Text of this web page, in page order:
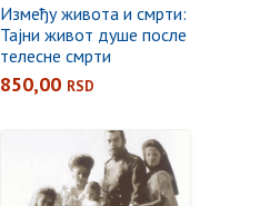
Између живота и смрти:
Тајни живот душе после
телесне смрти
850,00 RSD